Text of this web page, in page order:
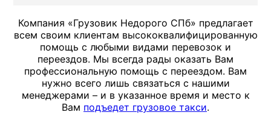
Компания «Грузовик Недорого СПб» предлагает
всем своим клиентам высококвалифицированную
помощь с любыми видами перевозок и
переездов. Мы всегда рады оказать Вам
профессиональную помощь с переездом. Вам
нужно всего лишь связаться с нашими
менеджерами – и в указанное время и место к
Вам подъедет грузовое такси.